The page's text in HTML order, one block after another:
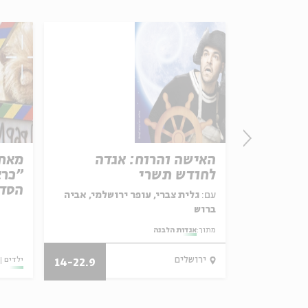
ילדים
האישה והרוח: אגדה
לחודש תשרי
עם: גלית צברי, עופר ירושלמי, אביה
ברוש
מתוך:אגדות הלבנה
ירושלים 14-22.9